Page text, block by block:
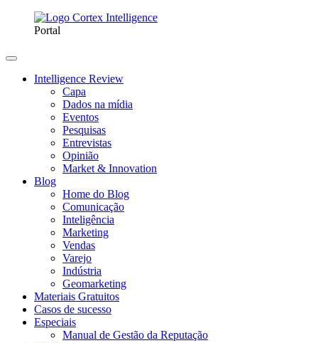
Portal
Intelligence Review
Capa
Dados na mídia
Eventos
Pesquisas
Entrevistas
Opinião
Market & Innovation
Blog
Home do Blog
Comunicação
Inteligência
Marketing
Vendas
Varejo
Indústria
Geomarketing
Materiais Gratuitos
Casos de sucesso
Especiais
Manual de Gestão da Reputação